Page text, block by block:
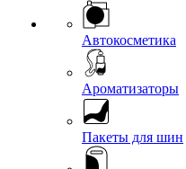
Автокосметика
Ароматизаторы
Пакеты для шин